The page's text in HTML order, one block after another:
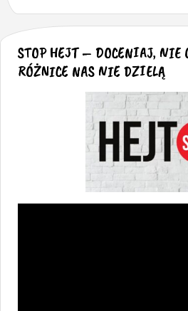
STOP HEJT – DOCENIAJ, NIE
RÓŻNICE NAS NIE DZIELĄ